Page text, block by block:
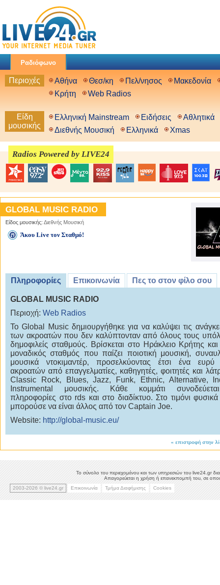
Ραδιόφωνο
Περιοχές Αθήνα Θεσ/κη Πελ/νησος
Μακεδονία
Κρήτη
Web Radios
Είδη
μουσικής
Ελληνική Mainstream Ειδήσεις
Αθλητικά
Διεθνής Μουσική
Ελληνικά Xmas
Radios Powered by LIVE24
GLOBAL MUSIC RADIO
Είδος μουσικής: Διεθνής Μουσική
Άκου Live τον Σταθμό!
Πληροφορίες Επικοινωνία Πες το στον φίλο σου
GLOBAL MUSIC RADIO
Περιοχή: Web Radios
To Global Music δημιουργήθηκε για να καλύψει τις
των ακροατών που δεν καλύπτονταν από όλους τους
δημοφιλείς σταθμούς. Βρίσκεται στο Ηράκλειο Κρήτης και
μοναδικός σταθμός που παίζει ποιοτική μουσική,
μουσικά ντοκιμαντέρ, προσελκύοντας έτσι ένα
ακροατών από επαγγελματίες, καθηγητές, φοιτητές και
Classic Rock, Blues, Jazz, Funk, Ethnic, Alternative,
Instrumental μουσικής. Κάθε κομμάτι
πληροφορίες στο rds και στο διαδίκτυο. Στο τιμόνι
μπορούσε να είναι άλλος από τον Captain Joe.
Website: http://global-music.eu/
« επιστροφή στην
Το σύνολο του περιεχομένου και των υπηρεσιών του live24.gr
Απαγορεύεται η χρήση ή επανεκπομπή του, σε
2003-2026 © live24.gr
Επικοινωνία Τμήμα Διαφήμισης Cookies